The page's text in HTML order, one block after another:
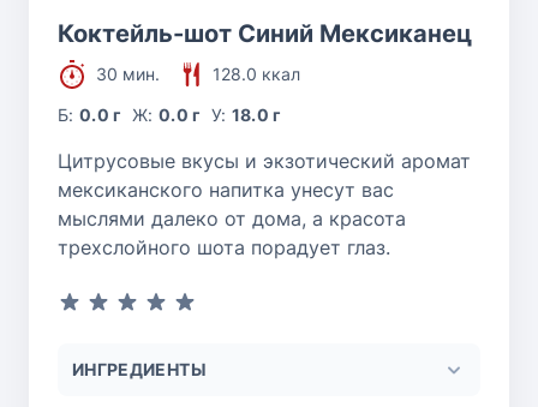
Коктейль-шот Синий Мексиканец
30 мин.
128.0 ккал
Б:0.0 г Ж: 0.0 г У: 18.0 г
Цитрусовые вкусы и экзотический аромат
мексиканского напитка унесут вас
мыслями далеко от дома, а красота
трехслойного шота порадует глаз.
ИНГРЕДИЕНТЫ